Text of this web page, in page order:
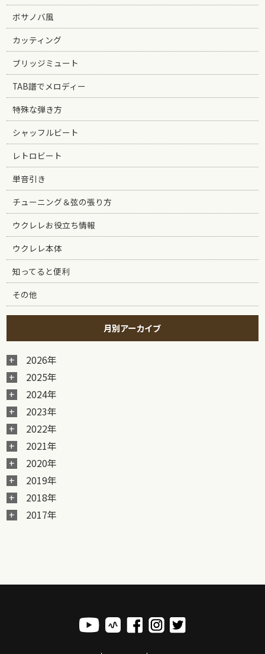
ボサノバ風
カッティング
ブリッジミュート
TAB譜でメロディー
特殊な弾き方
シャッフルビート
レトロビート
単音引き
チューニング＆弦の張り方
ウクレレお役立ち情報
ウクレレ本体
知ってると便利
その他
月別アーカイブ
2026年
2025年
2024年
2023年
2022年
2021年
2020年
2019年
2018年
2017年